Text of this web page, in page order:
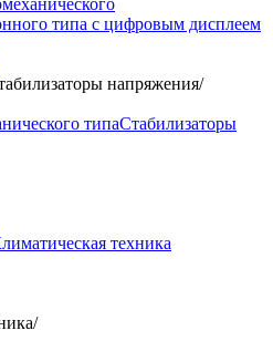
типа с цифровым дисплеем
напряжения/
типаСтабилизаторы
/